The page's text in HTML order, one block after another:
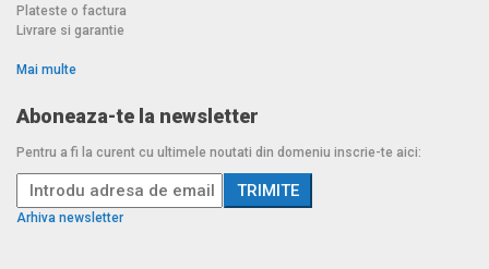
Plateste o factura
Livrare si garantie
Mai multe
Aboneaza-te la newsletter
Pentru a fi la curent cu ultimele noutati din domeniu inscrie-te aici:
Arhiva newsletter